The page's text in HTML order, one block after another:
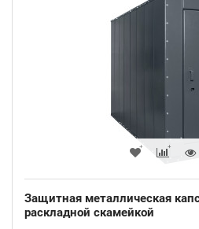
Защитная металлическая
раскладной скамейкой